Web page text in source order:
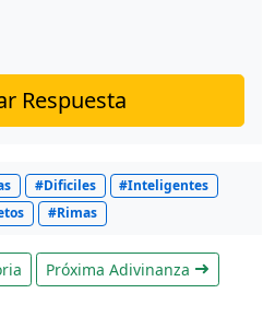
Respuesta
#Dificiles
#Inteligentes
#Rimas
Próxima Adivinanza